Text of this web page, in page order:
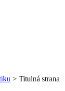
> Titulná strana